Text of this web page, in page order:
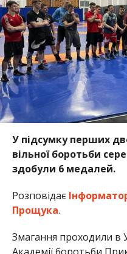
У підсумку перших
вільної боротьби
здобули 6 медалей.
Розповідає
Прощука.
Змагання проходили в